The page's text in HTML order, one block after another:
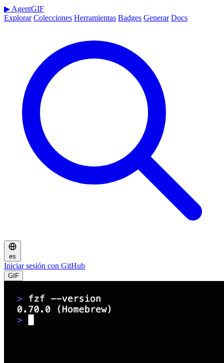
▶ AgentGIF
Explorar Colecciones Herramientas Badges Generar Docs
es
Iniciar sesión con GitHub
GIF